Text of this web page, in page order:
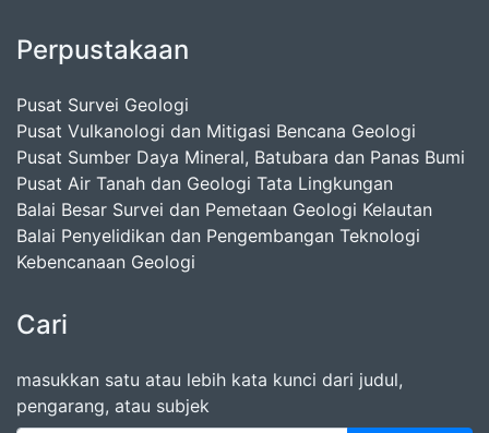
Perpustakaan
Pusat Survei Geologi
Pusat Vulkanologi dan Mitigasi Bencana Geologi
Pusat Sumber Daya Mineral, Batubara dan Panas Bumi
Pusat Air Tanah dan Geologi Tata Lingkungan
Balai Besar Survei dan Pemetaan Geologi Kelautan
Balai Penyelidikan dan Pengembangan Teknologi
Kebencanaan Geologi
Cari
masukkan satu atau lebih kata kunci dari judul,
pengarang, atau subjek